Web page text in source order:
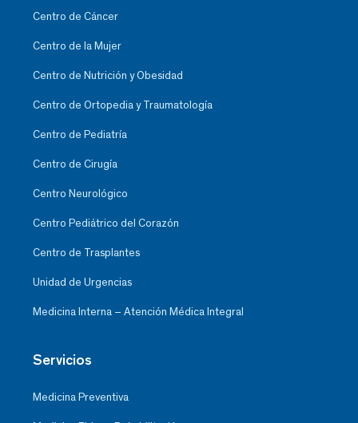
Centro de Cáncer
Centro de la Mujer
Centro de Nutrición y Obesidad
Centro de Ortopedia y Traumatología
Centro de Pediatría
Centro de Cirugía
Centro Neurológico
Centro Pediátrico del Corazón
Centro de Trasplantes
Unidad de Urgencias
Medicina Interna – Atención Médica Integral
Servicios
Medicina Preventiva